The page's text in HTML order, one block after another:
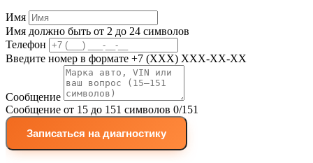
Имя
Имя должно быть от 2 до 24 символов
Телефон
Введите номер в формате +7 (XXX) XXX-XX-XX
Сообщение
Сообщение от 15 до 151 символов 0/151
Записаться на диагностику